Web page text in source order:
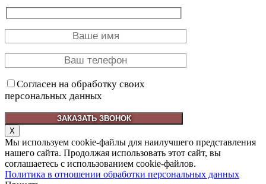
Согласен на обработку своих
персональных данных
X
Мы используем cookie-файлы для наилучшего представления
нашего сайта. Продолжая использовать этот сайт, вы
соглашаетесь с использованием cookie-файлов.
Политика в отношении обработки персональных данных